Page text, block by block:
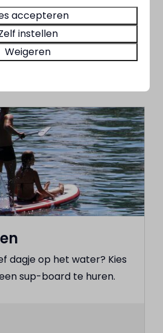
zeilen, kanoën, varen
dagje op het water? Kies
sup-board te huren.
accepteren
instellen
Weigeren